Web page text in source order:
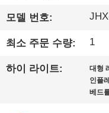
리
에
모델 번호:
최소 주문 수량: 1
하이 라이트: 대형
인플
베드